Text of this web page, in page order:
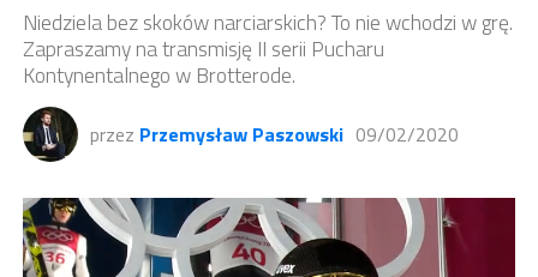
Niedziela bez skoków narciarskich? To nie wchodzi w grę.
Zapraszamy na transmisję II serii Pucharu
Kontynentalnego w Brotterode.
przez Przemysław Paszowski 09/02/2020